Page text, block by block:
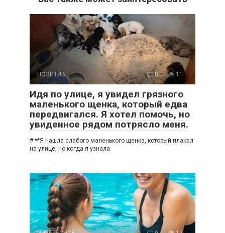
ПОЗИТИВ 0 11
Идя по улице, я увидел грязного
маленького щенка, который едва
передвигался. Я хотел помочь, но
увиденное рядом потрясло меня.
# **Я нашла слабого маленького щенка, который плакал
на улице, но когда я узнала